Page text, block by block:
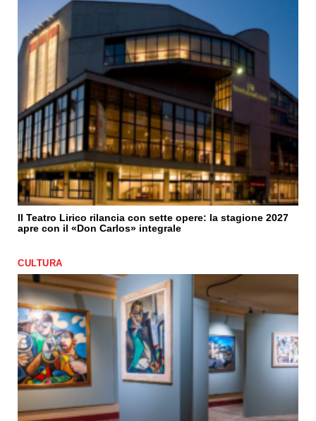
Il Teatro Lirico rilancia con sette opere: la stagione 2027
apre con il «Don Carlos» integrale
CULTURA